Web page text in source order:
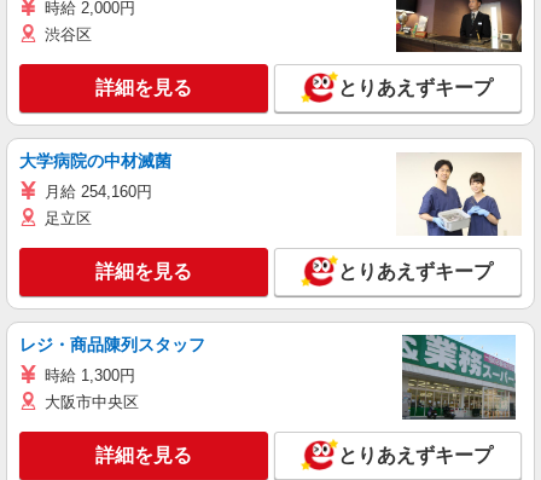
時給 2,000円
渋谷区
詳細を見る とりあえずキープ
大学病院の中材滅菌
月給 254,160円
足立区
詳細を見る とりあえずキープ
レジ・商品陳列スタッフ
時給 1,300円
大阪市中央区
詳細を見る とりあえずキープ